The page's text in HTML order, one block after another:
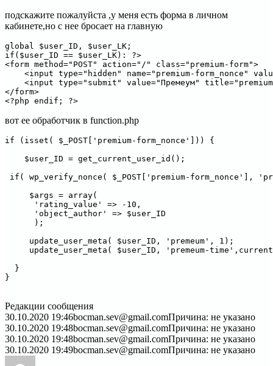
подскажите пожалуйста ,у меня есть форма в личном
кабинете,но с нее бросает на главную
global $user_ID, $user_LK;
if($user_ID == $user_LK): ?>
<form method="POST" action="/" class="premium-form">
<input type="hidden" name="premium-form_nonce"
<input type="submit" value="Премеум"
</form>
вот ее обработчик в function.php
if (isset( $_POST['premium-form_nonce'])) {
    $user_ID = get_current_user_id();
if( wp_verify_nonce( $_POST['premium-form_nonce'],
     $args = array(
      'rating_value' => -10,
      'object_author' => $user_ID
      );
     update_user_meta( $user_ID, 'premeum', 1);
update_user_meta( $user_ID, 'premeum-
  }
}
Редакции сообщения
30.10.2020 19:46bocman.sev@gmail.comПричина: не указано
30.10.2020 19:48bocman.sev@gmail.comПричина: не указано
30.10.2020 19:48bocman.sev@gmail.comПричина: не указано
30.10.2020 19:49bocman.sev@gmail.comПричина: не указано